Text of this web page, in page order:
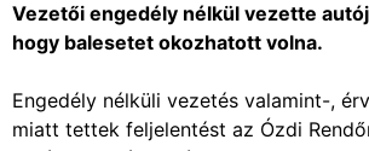
Vezetői engedély nélkül vezette
hogy balesetet okozhatott volna.
Engedély nélküli vezetés valamint-,
miatt tettek feljelentést az Ózdi